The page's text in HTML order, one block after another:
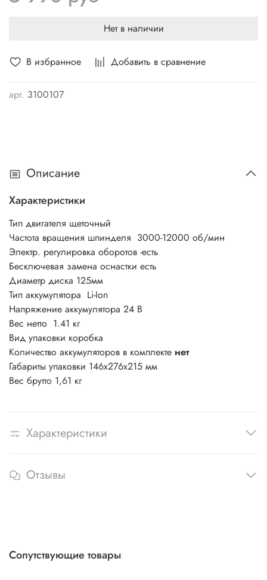
В избранное Добавить в сравнение
арт. 3100107
оптимальный режим в зависимости от материала.
остается в чистоте. Обрезиненная рукоятка
Нет в наличии
Описание
Характеристики
Тип двигателя щеточный
Частота вращения шпинделя 3000-12000 об/мин
Электр. регулировка оборотов -есть
Бесключевая замена оснастки есть
Диаметр диска 125мм
Тип аккумулятора Li-Ion
Напряжение аккумулятора 24 В
Вес нетто 1.41 кг
Вид упаковки коробка
Количество аккумуляторов в комплекте нет
Габариты упаковки 146х276х215 мм
Вес брутто 1,61 кг
Характеристики
Отзывы
Сопутствующие товары